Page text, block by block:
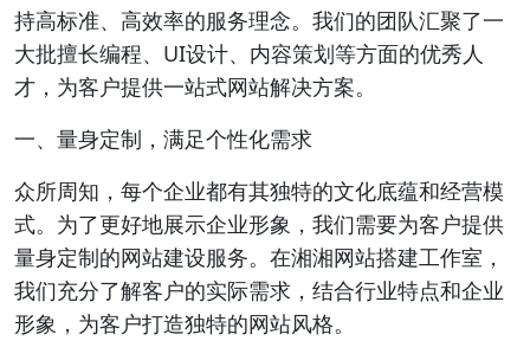
持高标准、高效率的服务理念。我们的团队汇聚了一
大批擅长编程、UI设计、内容策划等方面的优秀人
才，为客户提供一站式网站解决方案。
一、量身定制，满足个性化需求
众所周知，每个企业都有其独特的文化底蕴和经营模
式。为了更好地展示企业形象，我们需要为客户提供
量身定制的网站建设服务。在湘湘网站搭建工作室，
我们充分了解客户的实际需求，结合行业特点和企业
形象，为客户打造独特的网站风格。